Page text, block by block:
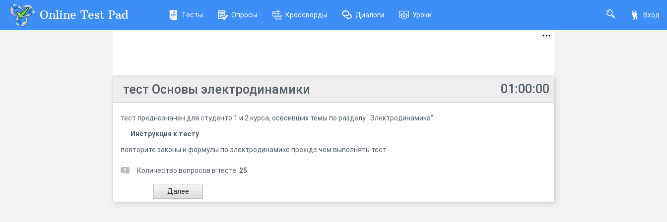
Вход
Online Test Pad Тесты Опросы Кроссворды Диалоги Уроки
01:00:00
тест Основы электродинамики
тест предназначен для студенто 1 и 2 курса, освоивших темы по разделу "Электродинамика"
Инструкция к тесту
повторите законы и формулы по электродинамике прежде чем выполнять тест
Количество вопросов в тесте: 25